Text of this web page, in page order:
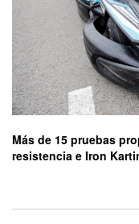
Más de 15 pruebas
resistencia e Iron